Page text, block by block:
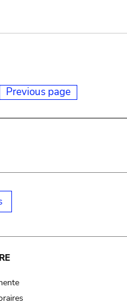
Previous page